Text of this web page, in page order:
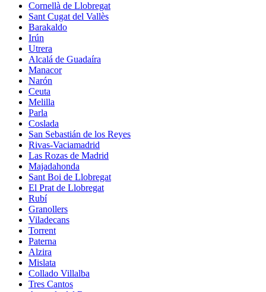
Cornellà de Llobregat
Sant Cugat del Vallès
Barakaldo
Irún
Utrera
Alcalá de Guadaíra
Manacor
Narón
Ceuta
Melilla
Parla
Coslada
San Sebastián de los Reyes
Rivas-Vaciamadrid
Las Rozas de Madrid
Majadahonda
Sant Boi de Llobregat
El Prat de Llobregat
Rubí
Granollers
Viladecans
Torrent
Paterna
Alzira
Mislata
Collado Villalba
Tres Cantos